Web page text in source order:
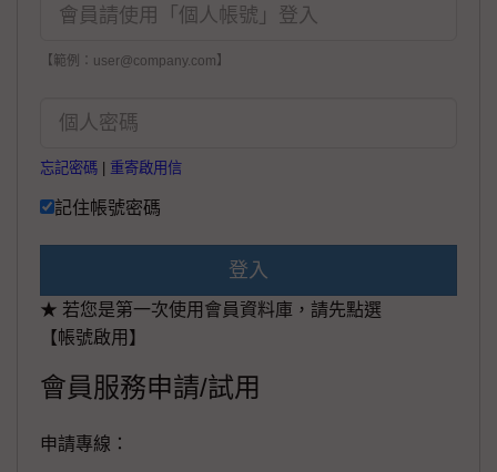
【範例：user@company.com】
忘記密碼 重寄啟用信
記住帳號密碼
登入
★ 若您是第一次使用會員資料庫，請先點選
【帳號啟用】
會員服務申請/試用
申請專線：